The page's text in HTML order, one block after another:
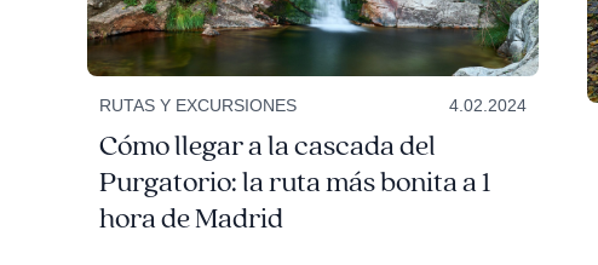
RUTAS Y EXCURSIONES 4.02.2024
Cómo llegar a la cascada del
Purgatorio: la ruta más bonita a 1
hora de Madrid